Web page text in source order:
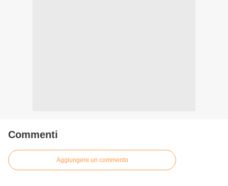
Commenti
Aggiungere un commento